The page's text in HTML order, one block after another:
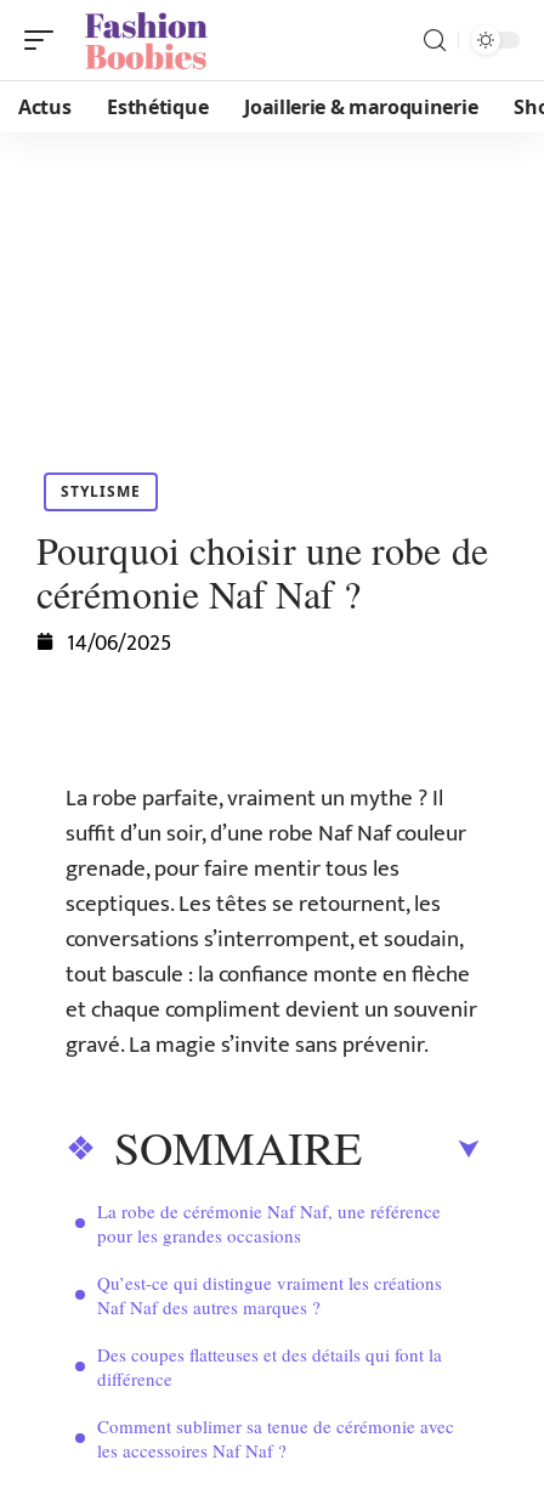
Actus Esthétique Joaillerie & maroquinerie
STYLISME
Pourquoi choisir une robe de
cérémonie Naf Naf ?
14/06/2025
La robe parfaite, vraiment un mythe ? Il
suffit d’un soir, d’une robe Naf Naf couleur
grenade, pour faire mentir tous les
sceptiques. Les têtes se retournent, les
conversations s’interrompent, et soudain,
tout bascule : la confiance monte en flèche
et chaque compliment devient un souvenir
gravé. La magie s’invite sans prévenir.
SOMMAIRE
La robe de cérémonie Naf Naf, une référence
pour les grandes occasions
Qu’est-ce qui distingue vraiment les créations
Naf Naf des autres marques ?
Des coupes flatteuses et des détails qui font la
différence
Comment sublimer sa tenue de cérémonie avec
les accessoires Naf Naf ?